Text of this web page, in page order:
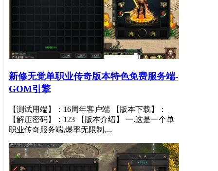
新修无觉单职业传奇版本特色免费服务端-
GOM引擎
【测试用端】：16周年客户端 【版本下载】：
【解压密码】：123 【版本介绍】 一.这是一个单
职业传奇服务端,爆率无限制,...